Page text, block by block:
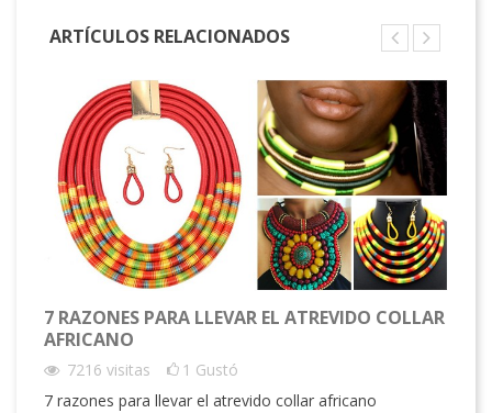
ARTÍCULOS RELACIONADOS
7 RAZONES PARA LLEVAR EL ATREVIDO COLLAR
AFRICANO
7216 visitas 1 Gustó
7 razones para llevar el atrevido collar africano